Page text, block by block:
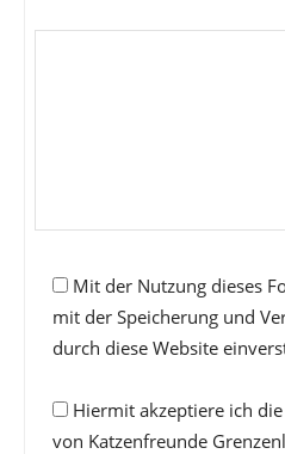
Mit der Nutzung dieses
mit der Speicherung und
durch diese Website
Hiermit akzeptiere ich die
von Katzenfreunde